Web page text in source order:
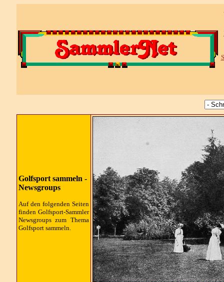
Golfsport sammeln -
Newsgroups
Auf den folgenden Seiten
finden Golfsport-Sammler
Newsgroupszum Thema
Golfsport sammeln.